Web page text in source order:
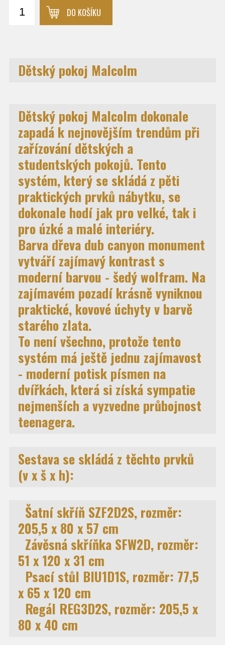
DO KOŠÍKU
Dětský pokoj Malcolm
Dětský pokoj Malcolm dokonale
zapadá k nejnovějším trendům při
zařízování dětských a
studentských pokojů. Tento
systém, který se skládá z pěti
praktických prvků nábytku, se
dokonale hodí jak pro velké, tak i
pro úzké a malé interiéry.
Barva dřeva dub canyon monument
vytváří zajímavý kontrast s
moderní barvou - šedý wolfram. Na
zajímavém pozadí krásně vyniknou
praktické, kovové úchyty v barvě
starého zlata.
To není všechno, protože tento
systém má ještě jednu zajímavost
- moderní potisk písmen na
dvířkách, která si získá sympatie
nejmenších a vyzvedne průbojnost
teenagera.
Sestava se skládá z těchto prvků
(v x š x h):
Šatní skříň SZF2D2S, rozměr:
205,5 x 80 x 57 cm
Závěsná skříňka SFW2D, rozměr:
51 x 120 x 31 cm
Psací stůl BIU1D1S, rozměr: 77,5
x 65 x 120 cm
Regál REG3D2S, rozměr: 205,5 x
80 x 40 cm